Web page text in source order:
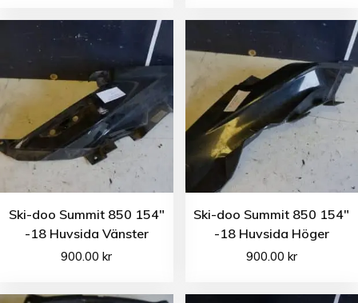
Ski-doo Summit 850 154″
-18 Huvsida Vänster
900.00kr
Ski-doo Summit 850 154″
-18 Huvsida Höger
900.00 kr